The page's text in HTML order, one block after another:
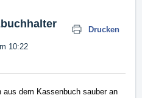
Drucken
10:22
aus dem Kassenbuch sauber an